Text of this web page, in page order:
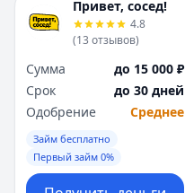
Привет, сосед!
4.8
(13 отзывов)
Сумма
до 15 000 ₽
Срок
до 30 дней
Одобрение
Среднее
Займ бесплатно
Первый займ 0%